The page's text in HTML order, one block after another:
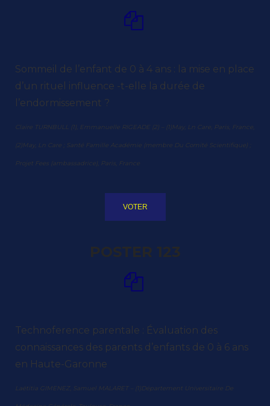
Sommeil de l’enfant de 0 à 4 ans : la mise en place
d’un rituel influence -t-elle la durée de
l’endormissement ?
Claire TURNBULL (1), Emmanuelle RIGEADE (2) – (1)May, Ln Care, Paris, France,
(2)May, Ln Care ; Santé Famille Académie (membre Du Comité Scientifique) ;
Projet Fees (ambassadrice), Paris, France
VOTER
POSTER 123
Technoference parentale : Évaluation des
connaissances des parents d’enfants de 0 à 6 ans
en Haute-Garonne
Laëtitia GIMENEZ, Samuel MALARET – (1)Département Universitaire De